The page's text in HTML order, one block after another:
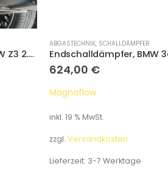
Endschalldämpfer, BMW Z3 2.0 2.8
ABGASTECHNIK, SCHALLDÄMPFER
624,00 €
Magnaflow
inkl. 19 % MwSt.
zzgl. Versandkosten
Lieferzeit: 3-7 Werktage